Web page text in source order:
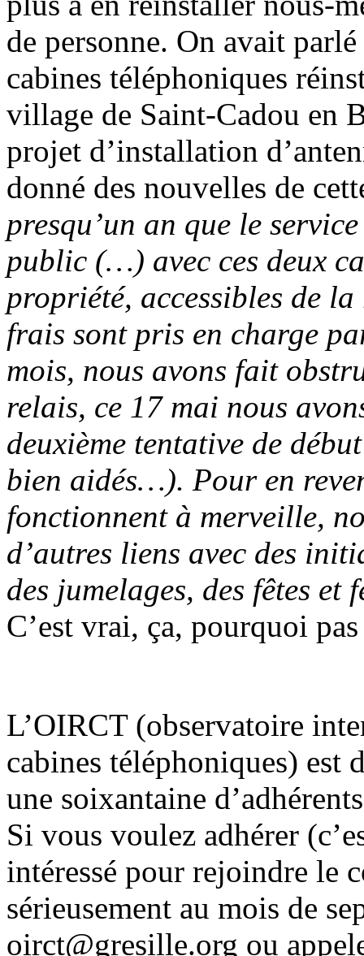
de personne. On avait
cabines téléphoniques
village de Saint-Cadou en
projet d’installation
donné des nouvelles de
presqu’un an que le
public (…) avec ces deux
propriété, accessibles de
frais sont pris en charge
mois, nous avons fait
relais, ce 17 mai nous
deuxième tentative de
bien aidés…). Pour en
fonctionnent à merveille,
d’autres liens avec des
des jumelages, des fêtes et
C’est vrai, ça, pourquoi pas
L’OIRCT (observatoire
cabines téléphoniques) est
une soixantaine
Si vous voulez adhérer
intéressé pour rejoindre le
sérieusement au mois de
oirct@gresille.org ou